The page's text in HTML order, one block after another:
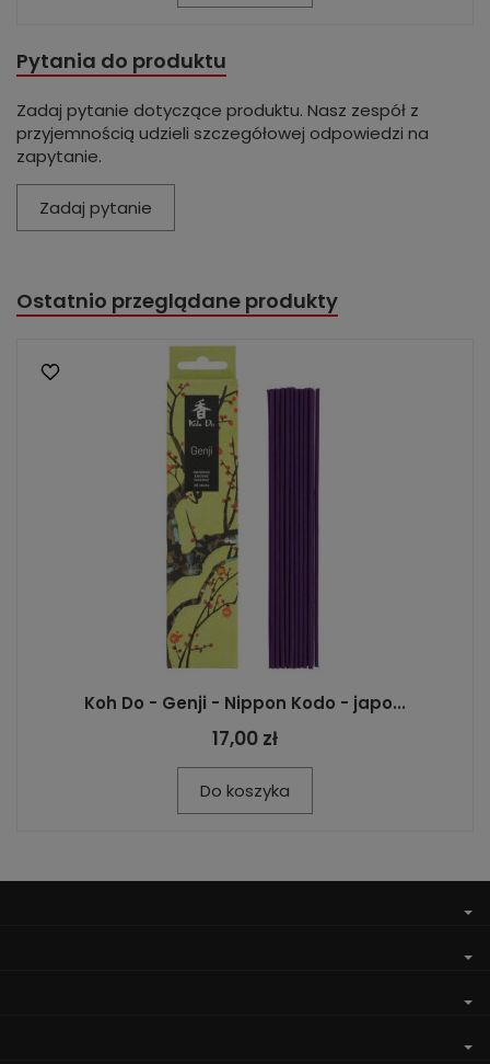
Pytania do produktu
Zadaj pytanie dotyczące produktu. Nasz zespół z
przyjemnością udzieli szczegółowej odpowiedzi na
zapytanie.
Zadaj pytanie
Ostatnio przeglądane produkty
Koh Do - Genji - Nippon Kodo - japo...
17,00 zł
Do koszyka